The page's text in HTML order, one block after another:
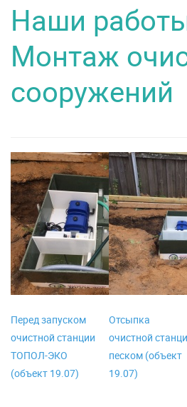
Наши
Монтаж
сооружений
Перед запуском
очистной станции
ТОПОЛ-ЭКО
(объект 19.07)
Отсыпка
очистной
песком (объект
19.07)